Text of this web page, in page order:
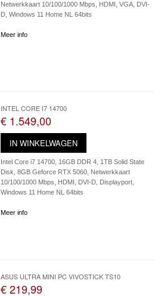
Netwerkkaart 10/100/1000 Mbps, HDMI, VGA, DVI-
D, Windows 11 Home NL 64bits
Meer info
INTEL CORE I7 14700
€ 1.549,00
IN WINKELWAGEN
Intel Core i7 14700, 16GB DDR 4, 1TB Solid State
Disk, 8GB Geforce RTX 5060, Netwerkkaart
10/100/1000 Mbps, HDMI, DVI-D, Displayport,
Windows 11 Home NL 64bits
Meer info
ASUS ULTRA MINI PC VIVOSTICK TS10
€ 219,99